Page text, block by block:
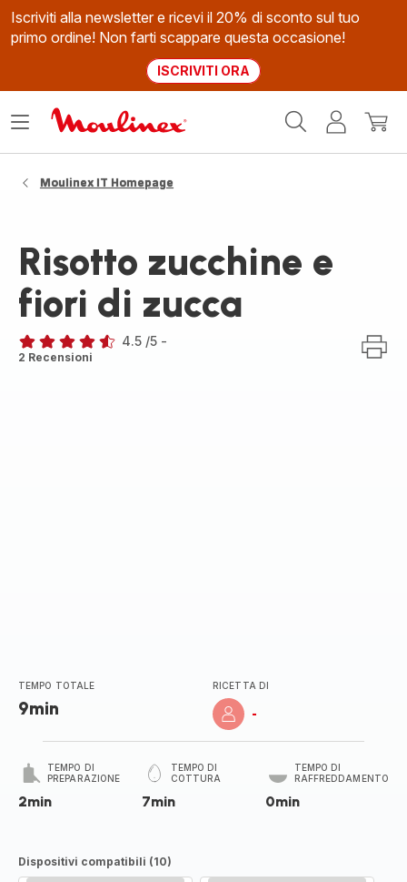
Iscriviti alla newsletter e ricevi il 20% di sconto sul tuo
primo ordine! Non farti scappare questa occasione!
ISCRIVITI ORA
Il
Apri
Moulinex IT Homepage
Risotto zucchine e
fiori di zucca
ratings.4.5
4.5 /5 -
2 Recensioni
TEMPO TOTALE
9min
RICETTA DI
-
TEMPO DI
PREPARAZIONE
2min
TEMPO DI
COTTURA
7min
TEMPO DI
RAFFREDDAMENTO
0min
Dispositivi compatibili (10)